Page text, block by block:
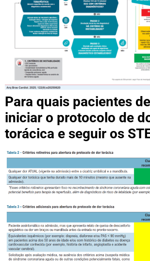
Para quais pacientes
iniciar o protocolo de
torácica e seguir os